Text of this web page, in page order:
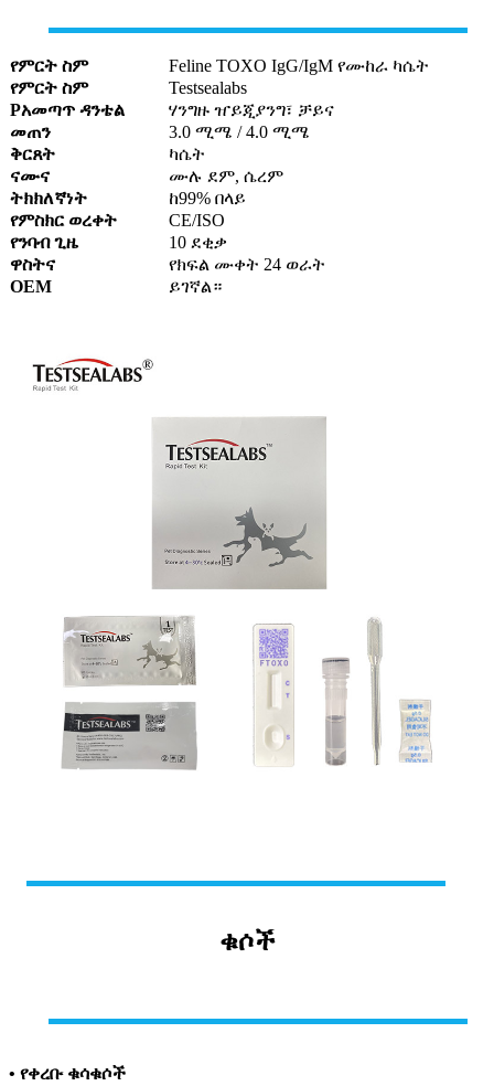
የምርት ስም
Feline TOXO IgG/IgM የሙከራ ካሴት
የምርት ስም
Testsealabs
Pአመጣጥ ዳንቴል
ሃንግዙ ዠይጂያንግ፣ ቻይና
መጠን
3.0 ሚሜ / 4.0 ሚሜ
ቅርጸት
ካሴት
ናሙና
ሙሉ ደም, ሴረም
ትክክለኛነት
ከ99% በላይ
የምስክር ወረቀት
CE/ISO
የንባብ ጊዜ
10 ደቂቃ
ዋስትና
የክፍል ሙቀት 24 ወራት
OEM
ይገኛል።
ቁሶች
• የቀረቡ ቁሳቁሶች